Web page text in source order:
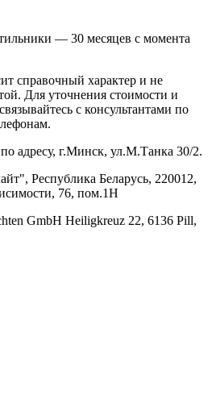
— 30 месяцев с момента
справочный характер и не
Для уточнения стоимости и
с консультантами по
адресу, г.Минск, ул.М.Танка 30/2.
Республика Беларусь, 220012,
76, пом.1Н
GmbH Heiligkreuz 22, 6136 Pill,